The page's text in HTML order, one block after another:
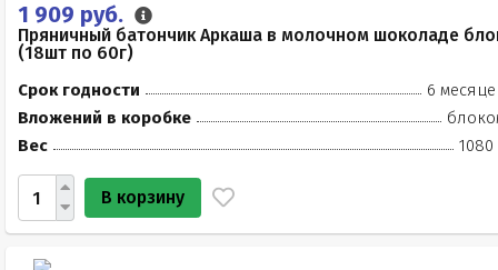
1 909 руб.
Пряничный батончик Аркаша в молочном шоколаде
(18шт по 60г)
Срок годности
6
Вложений в коробке
Вес
1080
В корзину